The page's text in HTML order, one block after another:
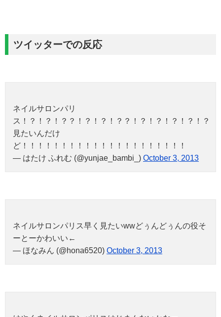
ツイッターでの反応
ネイルサロンパリ
ス！？！？！？？！？！？！？？！？！？！？！？！？
見たいんだけ
ど！！！！！！！！！！！！！！！！！！！！！
— はたけ ふれむ (@yunjae_bambi_) October 3, 2013
ネイルサロンパリス早く見たいwwどぅんどぅんの役そ
ーとーかわいい←
— ほなみん (@hona6520) October 3, 2013